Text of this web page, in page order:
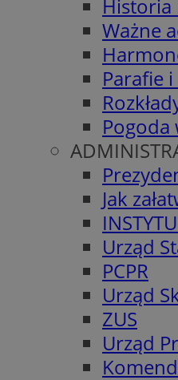
Historia
Ważne
Parafie
Pogoda
Jak
Urząd
PCPR
Urząd
ZUS
Urząd